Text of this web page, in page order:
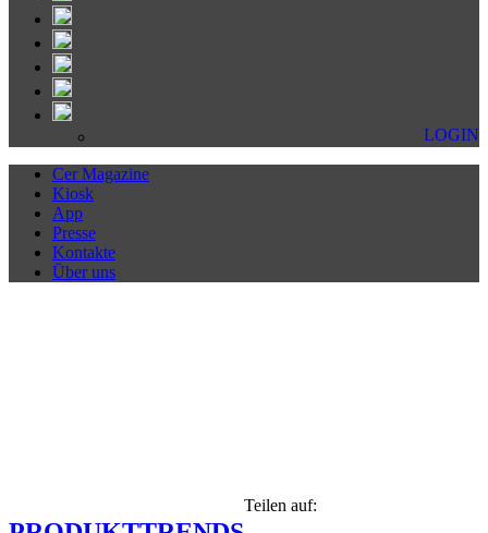
LOGIN
Cer Magazine
Kiosk
App
Presse
Kontakte
Über uns
Teilen auf: